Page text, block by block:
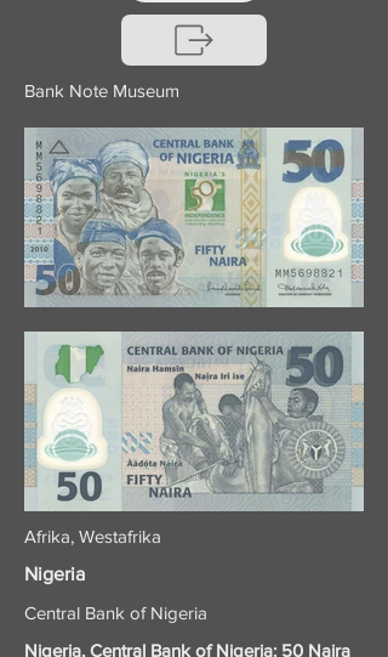
Bank Note Museum
Afrika, Westafrika
Nigeria
Central Bank of Nigeria
Nigeria, Central Bank of Nigeria: 50 Naira